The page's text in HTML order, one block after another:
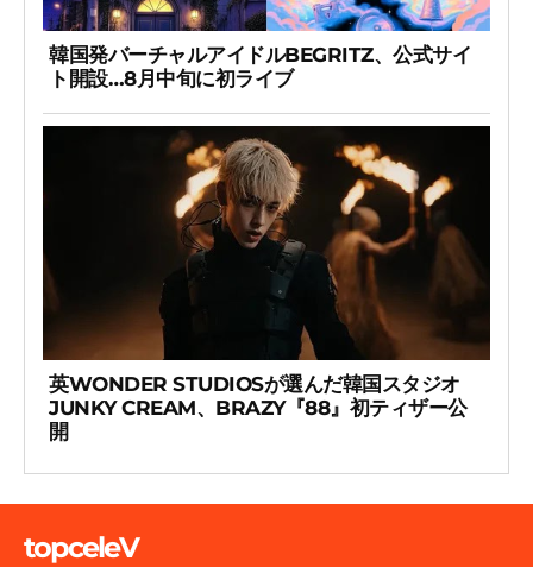
韓国発バーチャルアイドルBEGRITZ、公式サイ
ト開設…8月中旬に初ライブ
英WONDER STUDIOSが選んだ韓国スタジオ
JUNKY CREAM、BRAZY『88』初ティザー公
開
topceleV